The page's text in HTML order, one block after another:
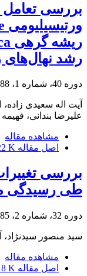
بررسی تعامل
رشد نهال‌های
دوره 40، شماره 1، 1388
آیت اله سعیدی
علیرضا بندانی،
مشاهده مقاله
اصل مقاله K
بررسی
طی رسیدگی
دوره 32، شماره 2، 1385
سید منصور سیدنژاد،
مشاهده مقاله
اصل مقاله K